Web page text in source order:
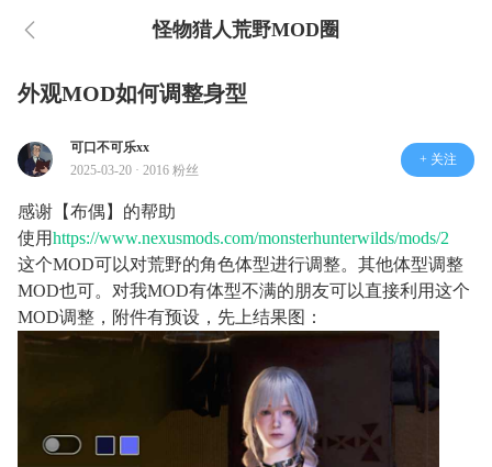
怪物猎人荒野MOD圈
外观MOD如何调整身型
可口不可乐xx
2025-03-20 · 2016 粉丝
+ 关注
感谢【布偶】的帮助
使用https://www.nexusmods.com/monsterhunterwilds/mods/2
这个MOD可以对荒野的角色体型进行调整。其他体型调整
MOD也可。对我MOD有体型不满的朋友可以直接利用这个
MOD调整，附件有预设，先上结果图：